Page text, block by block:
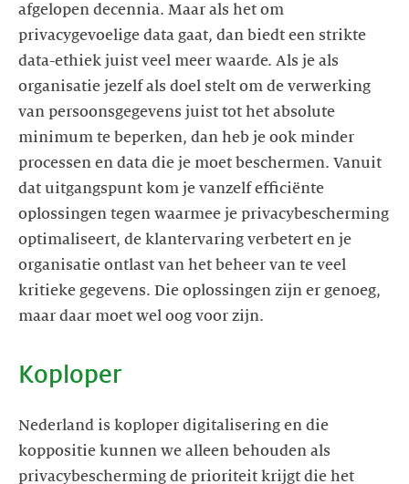
afgelopen decennia. Maar als het om
privacygevoelige data gaat, dan biedt een strikte
data-ethiek juist veel meer waarde. Als je als
organisatie jezelf als doel stelt om de verwerking
van persoonsgegevens juist tot het absolute
minimum te beperken, dan heb je ook minder
processen en data die je moet beschermen. Vanuit
dat uitgangspunt kom je vanzelf efficiënte
oplossingen tegen waarmee je privacybescherming
optimaliseert, de klantervaring verbetert en je
organisatie ontlast van het beheer van te veel
kritieke gegevens. Die oplossingen zijn er genoeg,
maar daar moet wel oog voor zijn.
Koploper
Nederland is koploper digitalisering en die
koppositie kunnen we alleen behouden als
privacybescherming de prioriteit krijgt die het